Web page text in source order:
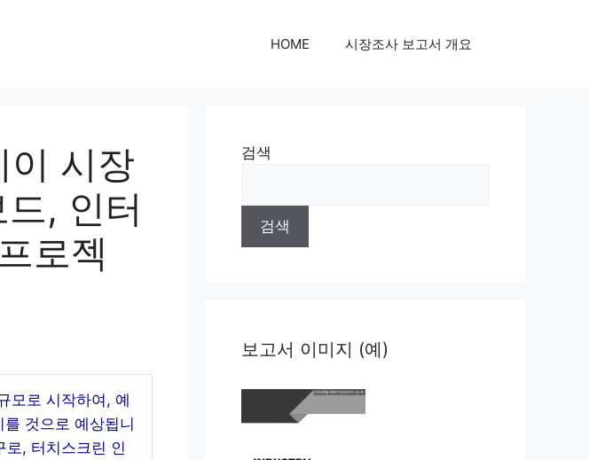
HOME 시장조사 보고서 개요
이 시장
, 인터
로젝
모로 시작하여, 예
것으로 예상됩니
로, 터치스크린 인
검색
검색
보고서 이미지 (예)